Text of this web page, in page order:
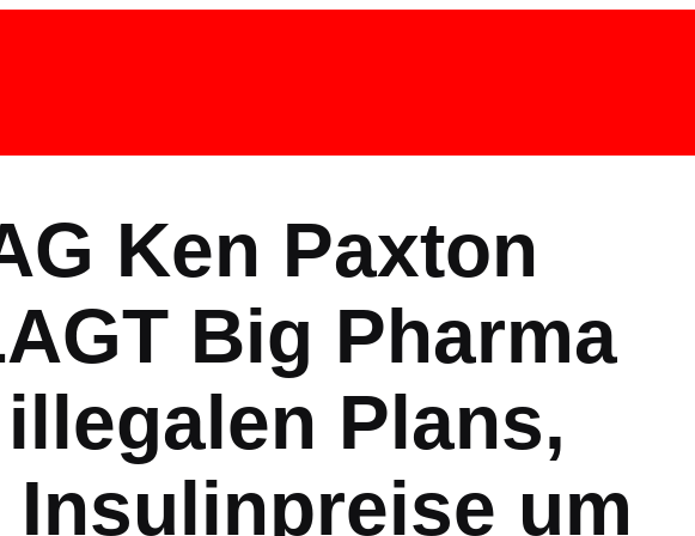
Ken Paxton
Big Pharma
Plans,
Insulinpreise um